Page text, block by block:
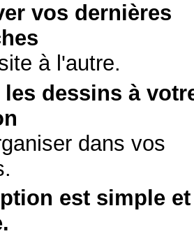
vos dernières
à l'autre.
dessins à
dans vos
est simple et